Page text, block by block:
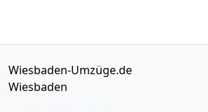
Wiesbaden-Umzüge.de
Wiesbaden